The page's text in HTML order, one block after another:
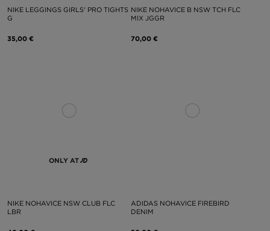
NIKE LEGGINGS GIRLS' PRO TIGHTS
G
35,00 €
NIKE NOHAVICE B NSW TCH FLC
MIX JGGR
70,00 €
ONLY AT
NIKE NOHAVICE NSW CLUB FLC
LBR
ADIDAS NOHAVICE FIREBIRD
DENIM